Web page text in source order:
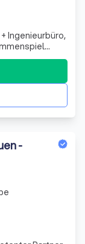
Ingenieurbüro,
Seit unserer
an
-